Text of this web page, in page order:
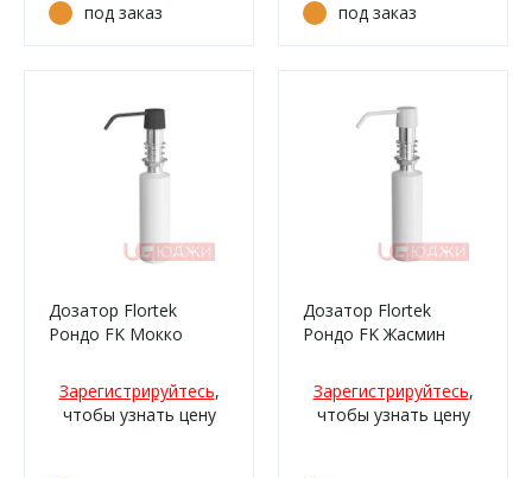
под заказ под заказ
Дозатор Flortek
Рондо FK Мокко
Зарегистрируйтесь,
чтобы узнать цену
Дозатор Flortek
Рондо FK Жасмин
Зарегистрируйтесь,
чтобы узнать цену